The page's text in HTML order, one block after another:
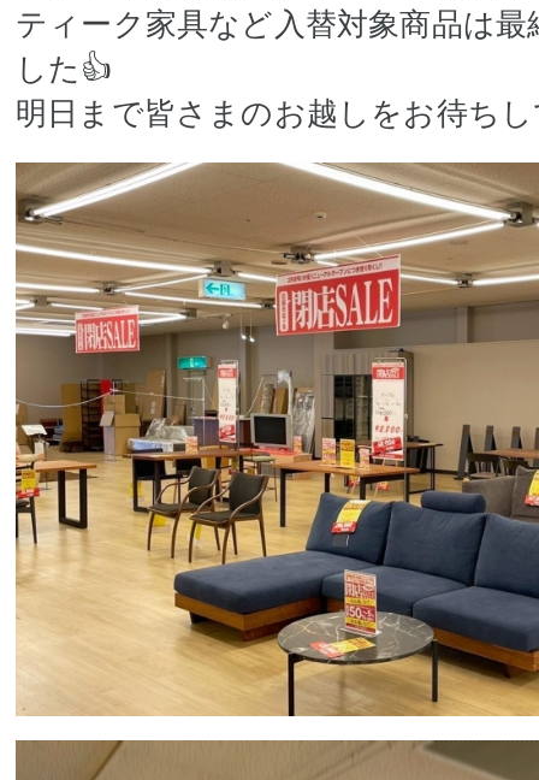
ティーク家具など入替対象商品は
した👍
明日まで皆さまのお越しをお待ち